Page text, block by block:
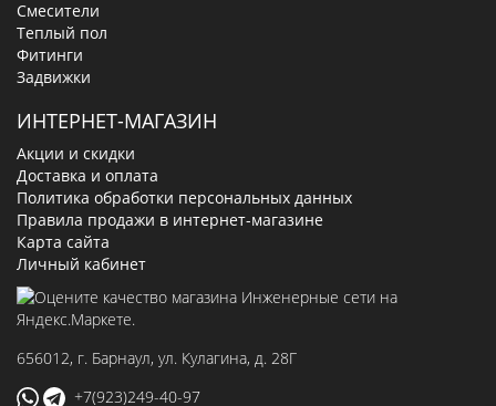
Смесители
Теплый пол
Фитинги
Задвижки
ИНТЕРНЕТ-МАГАЗИН
Акции и скидки
Доставка и оплата
Политика обработки персональных данных
Правила продажи в интернет-магазине
Карта сайта
Личный кабинет
656012, г. Барнаул, ул. Кулагина, д. 28Г
+7(923)249-40-97